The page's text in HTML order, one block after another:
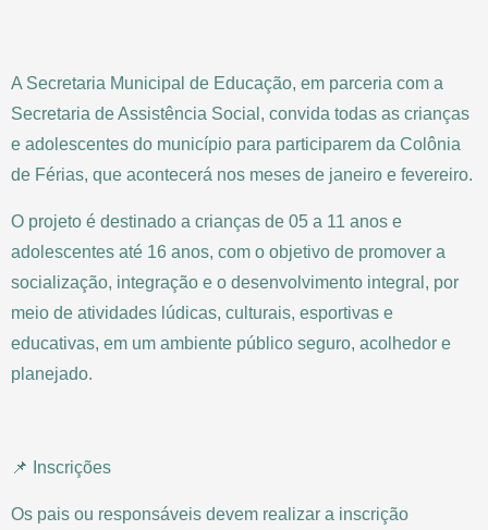
A Secretaria Municipal de Educação, em parceria com a
Secretaria de Assistência Social, convida todas as crianças
e adolescentes do município para participarem da Colônia
de Férias, que acontecerá nos meses de janeiro e fevereiro.
O projeto é destinado a crianças de 05 a 11 anos e
adolescentes até 16 anos, com o objetivo de promover a
socialização, integração e o desenvolvimento integral, por
meio de atividades lúdicas, culturais, esportivas e
educativas, em um ambiente público seguro, acolhedor e
planejado.
📌 Inscrições
Os pais ou responsáveis devem realizar a inscrição